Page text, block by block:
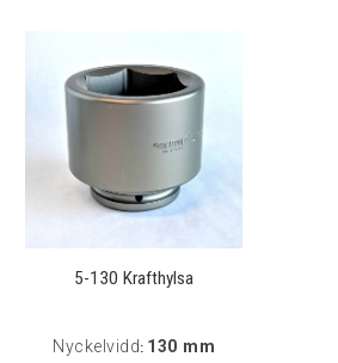
5-130 Krafthylsa
Nyckelvidd: 130 mm